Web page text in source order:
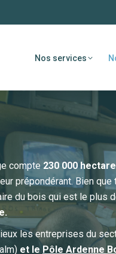
Nos services
compte 230 000
prépondérant. Bien
du bois qui est le plus
les entreprises du
et le Pôle Ardenne